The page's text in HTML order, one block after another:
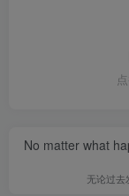
No matter what
无论过去